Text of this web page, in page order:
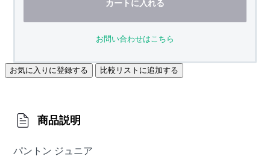
カートに入れる
お問い合わせはこちら
お気に入りに登録する 比較リストに追加する
商品説明
パントン ジュニア